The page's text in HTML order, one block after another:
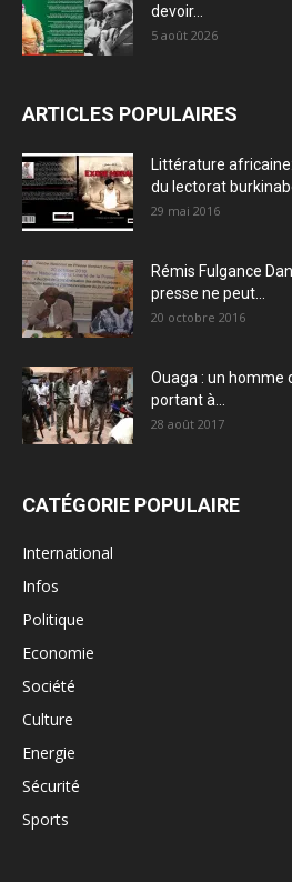
devoir...
5 août 2026
ARTICLES POPULAIRES
Littérature
du lectorat
29 mai 2016
Rémis Fulgance
presse ne peut...
20 octobre 2016
Ouaga : un homme
portant à...
28 août 2017
CATÉGORIE POPULAIRE
International
Infos
Politique
Economie
Société
Culture
Energie
Sécurité
Sports